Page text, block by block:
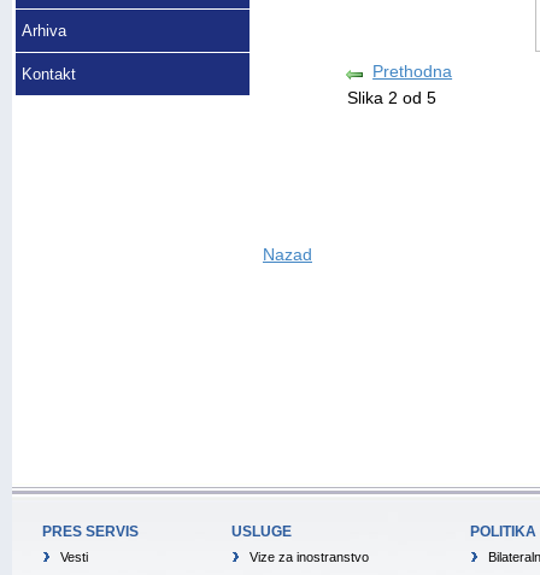
Arhiva
Kontakt
Prethodna
Slika 2 od 5
Nazad
PRES SERVIS
Vesti
USLUGE
Vize za inostranstvo
POLITIKA